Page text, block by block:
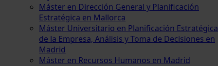
Máster en Dirección General y Planificación
Estratégica en Mallorca
Máster Universitario en Planificación Estratégica
de la Empresa, Análisis y Toma de Decisiones en
Madrid
Máster en Recursos Humanos en Madrid